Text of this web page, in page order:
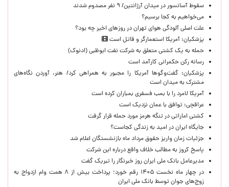
سقوط آسانسور در میدان آرژانتین/ ۹ نفر مصدوم شدند
می‌خواهیم به کجا برسیم؟
علت اصلی آلودگی هوای تهران در روزهای اخیر چه بود؟
پزشکیان: آمریکا استعمارگر و قاتل است
حمله به یک کشتی متعلق به شرکت نفت ابوظبی (ادنوک)
رسانه رکن حکمرانی کارآمد است
پزشکیان: گفت‌وگوها آمریکا را مجبور به همراهی کرد/ هنر، آوردن نگاه‌های
مشترک به میدان است
آمریکا لامرد را با بمب فسفری بمباران کرده است
عراقچی: توافق با عمان نزدیک است
کشتی اماراتی در تنگه هرمز مورد حمله قرار گرفت
جایگاه ایران در امید به زندگی کجاست؟
جزئیات زمان واریز حقوق مرداد ماه بازنشستگان اعلام شد
پاسخ کروز به مطالب خلاف واقع درباره این شرکت
مدیرعامل بانک ملی ایران روز خبرنگار را تبریک گفت
در چهار ماه نخست ۱۴۰۵ رقم خورد؛ پرداخت بیش از ۸ همت وام ازدواج به
زوج‌های جوان توسط بانک ملی ایران